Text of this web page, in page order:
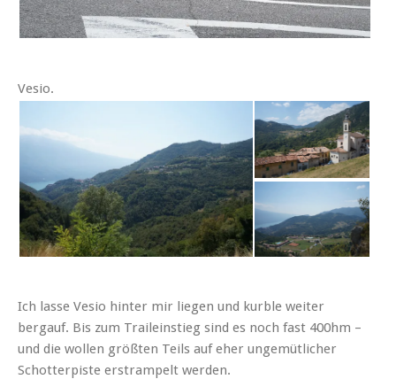
Vesio.
Ich lasse Vesio hinter mir liegen und kurble weiter
bergauf. Bis zum Traileinstieg sind es noch fast 400hm –
und die wollen größten Teils auf eher ungemütlicher
Schotterpiste erstrampelt werden.